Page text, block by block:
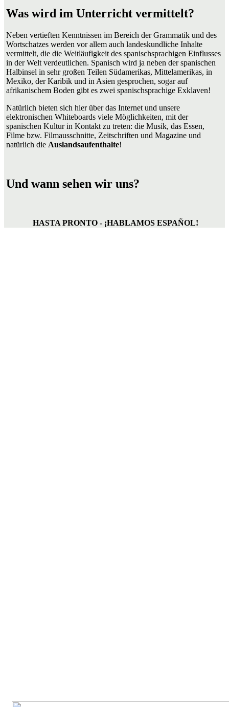
Was wird im Unterricht vermittelt?
Neben vertieften Kenntnissen im Bereich der Grammatik und des
Wortschatzes werden vor allem auch landeskundliche Inhalte
vermittelt, die die Weitläufigkeit des spanischsprachigen Einflusses
in der Welt verdeutlichen. Spanisch wird ja neben der spanischen
Halbinsel in sehr großen Teilen Südamerikas, Mittelamerikas, in
Mexiko, der Karibik und in Asien gesprochen, sogar auf
afrikanischem Boden gibt es zwei spanischsprachige Exklaven!
Natürlich bieten sich hier über das Internet und unsere
elektronischen Whiteboards viele Möglichkeiten, mit der
spanischen Kultur in Kontakt zu treten: die Musik, das Essen,
Filme bzw. Filmausschnitte, Zeitschriften und Magazine und
natürlich die Auslandsaufenthalte!
Und wann sehen wir uns?
HASTA PRONTO - ¡HABLAMOS ESPAÑOL!